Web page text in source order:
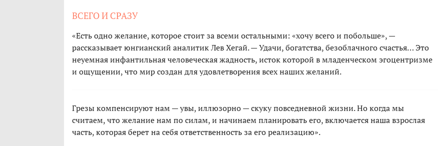
ВСЕГО И СРАЗУ
«Есть одно желание, которое стоит за всеми остальными: «хочу всего и побольше», —
рассказывает юнгианский аналитик Лев Хегай. — Удачи, богатства, безоблачного счастья… Это
неуемная инфантильная человеческая жадность, исток которой в младенческом эгоцентризме
и ощущении, что мир создан для удовлетворения всех наших желаний.
Грезы компенсируют нам — увы, иллюзорно — скуку повседневной жизни. Но когда мы
считаем, что желание нам по силам, и начинаем планировать его, включается наша взрослая
часть, которая берет на себя ответственность за его реализацию».